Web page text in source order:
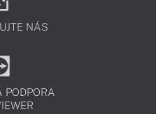
NÁS
PODPORA